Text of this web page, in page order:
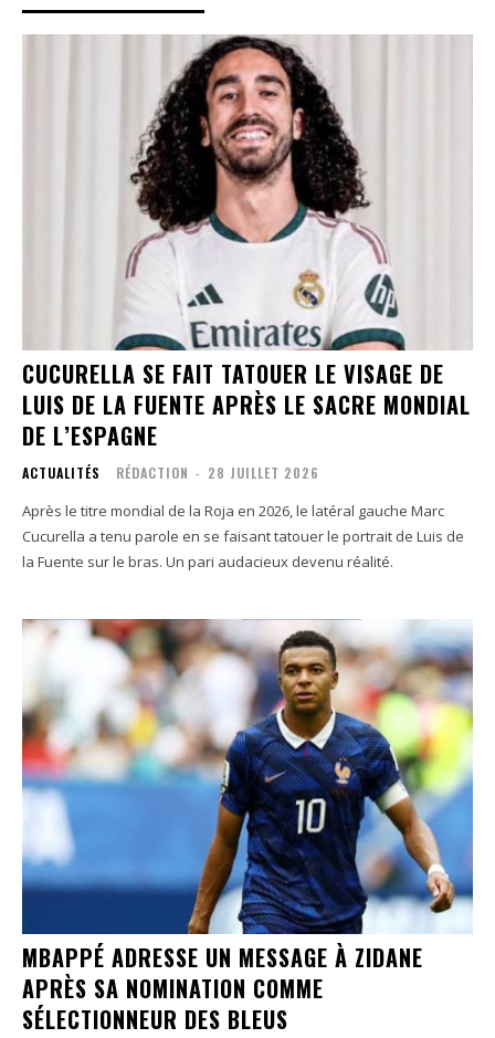
CUCURELLA SE FAIT TATOUER LE VISAGE DE
LUIS DE LA FUENTE APRÈS LE SACRE MONDIAL
DE L’ESPAGNE
ACTUALITÉS RÉDACTION - 28 JUILLET 2026
Après le titre mondial de la Roja en 2026, le latéral gauche Marc
Cucurella a tenu parole en se faisant tatouer le portrait de Luis de
la Fuente sur le bras. Un pari audacieux devenu réalité.
MBAPPÉ ADRESSE UN MESSAGE À ZIDANE
APRÈS SA NOMINATION COMME
SÉLECTIONNEUR DES BLEUS